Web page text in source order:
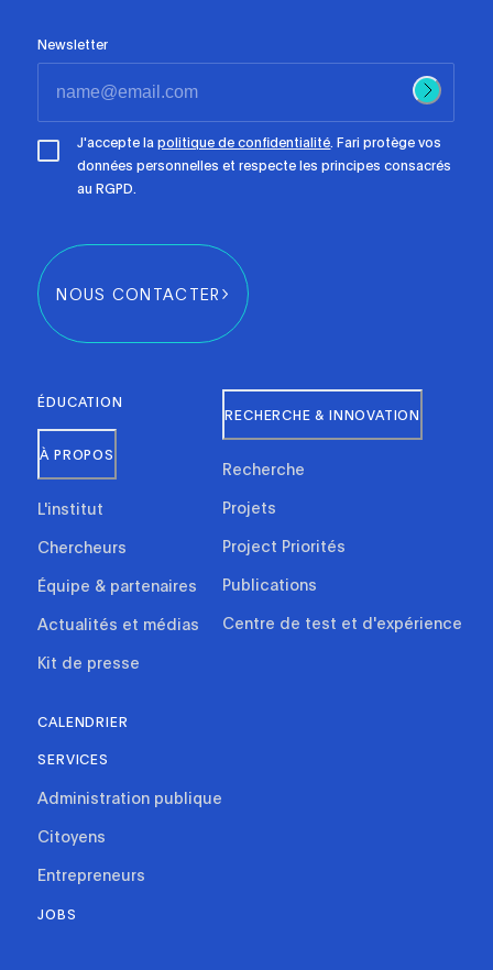
Newsletter
J'accepte lapolitique de confidentialité. Fari protège vos
données personnelles et respecte les principes consacrés
au RGPD.
NOUS CONTACTER
ÉDUCATION
À PROPOS
L'institut
Chercheurs
Équipe & partenaires
Actualités et médias
Kit de presse
RECHERCHE & INNOVATION
Recherche
Projets
Project Priorités
Publications
Centre de test et d'expérience
CALENDRIER
SERVICES
Administration publique
Citoyens
Entrepreneurs
JOBS